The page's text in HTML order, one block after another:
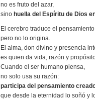
no es fruto del azar,
sino huella del Espíritu de Dios
El cerebro traduce el
pero no lo origina.
El alma, don divino y presencia
es quien da vida, razón y
Cuando el ser humano piensa,
no solo usa su razón:
participa del pensamiento
que desde la eternidad lo soñó y